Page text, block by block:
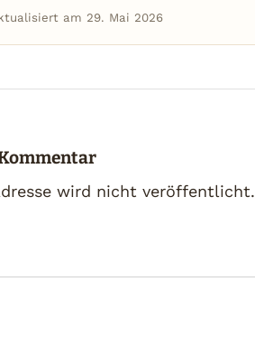
am 29. Mai 2026
wird nicht veröffentlicht.